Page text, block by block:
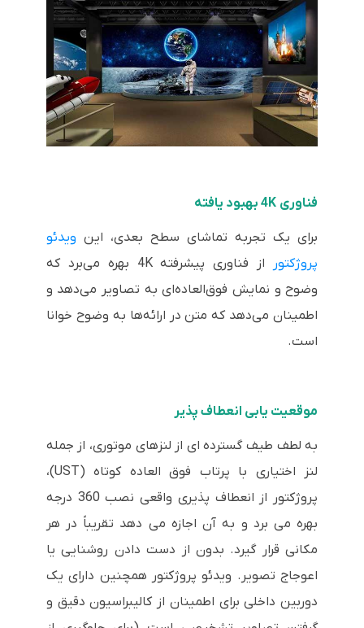
فناوری 4K بهبود یافته
برای یک تجربه تماشای سطح بعدی، این ویدئو
پروژکتور
از فناوری پیشرفته 4K بهره می‌برد که
وضوح و نمایش فوق‌العاده‌ای به تصاویر می‌دهد و
اطمینان می‌دهد که متن در ارائه‌ها به وضوح خوانا
است.
موقعیت یابی انعطاف پذیر
به لطف طیف گسترده ای از لنزهای موتوری، از جمله
لنز اختیاری با پرتاب فوق العاده کوتاه (UST)،
پروژکتور از انعطاف پذیری واقعی نصب 360 درجه
بهره می برد و به آن اجازه می دهد تقریباً در هر
مکانی قرار گیرد. بدون از دست دادن روشنایی یا
اعوجاج تصویر. ویدئو پروژکتور همچنین دارای یک
دوربین داخلی برای اطمینان از کالیبراسیون دقیق و